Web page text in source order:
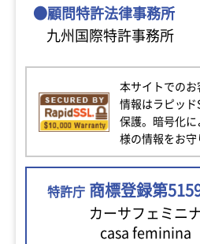
●顧問特許法律事務所
九州国際特許事務所
本サイトでのお
情報はラピッド
保護。暗号化
様の情報をお守
特許庁 商標登録第
カーサフェミニ
casa feminina